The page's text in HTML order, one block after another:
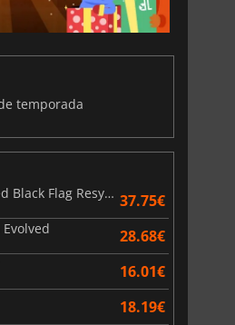
temporada
Assassin's Creed Black Flag Resynced 37.75€
28.68€
16.01€
18.19€